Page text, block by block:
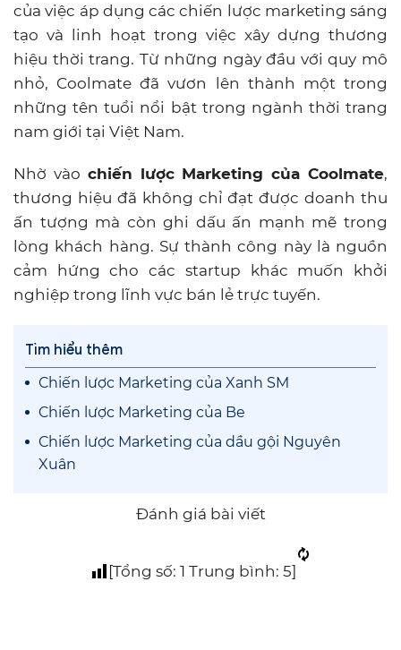
của việc áp dụng các chiến lược marketing sáng
tạo và linh hoạt trong việc xây dựng thương
hiệu thời trang. Từ những ngày đầu với quy mô
nhỏ, Coolmate đã vươn lên thành một trong
những tên tuổi nổi bật trong ngành thời trang
nam giới tại Việt Nam.
Nhờ vào chiến lược Marketing của Coolmate,
thương hiệu đã không chỉ đạt được doanh thu
ấn tượng mà còn ghi dấu ấn mạnh mẽ trong
lòng khách hàng. Sự thành công này là nguồn
cảm hứng cho các startup khác muốn khởi
nghiệp trong lĩnh vực bán lẻ trực tuyến.
Tìm hiểu thêm
Chiến lược Marketing của Xanh SM
Chiến lược Marketing của Be
Chiến lược Marketing của dầu gội Nguyên
Xuân
Đánh giá bài viết
[Tổng số: 1 Trung bình: 5]